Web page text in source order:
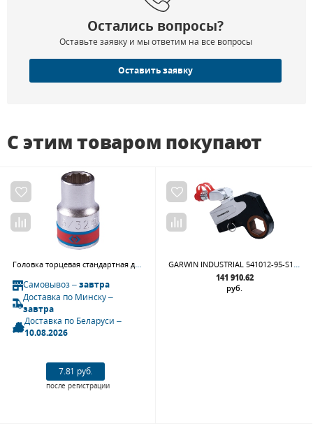
Остались вопросы?
Оставьте заявку и мы ответим на все вопросы
Оставить заявку
С этим товаром покупают
Головка торцевая стандартная двенадцатигранная 1/2", 15/32", дюймовая KING TONY 433015S
Самовывоз –завтра
Доставка по Минску –
завтра
Доставка по Беларуси –
10.08.2026
7.81 руб.
после регистрации
GARWIN INDUSTRIAL 541012-95-S155 Гайковёрт гидравлический кассетный; 155 мм; 13946-139463 Нм
141 910.62
руб.